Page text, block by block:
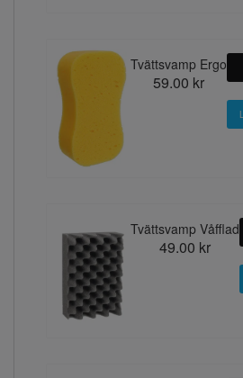
Tvättsvamp Ergo
59.00 kr
Tvättsvamp Våfflad
49.00 kr